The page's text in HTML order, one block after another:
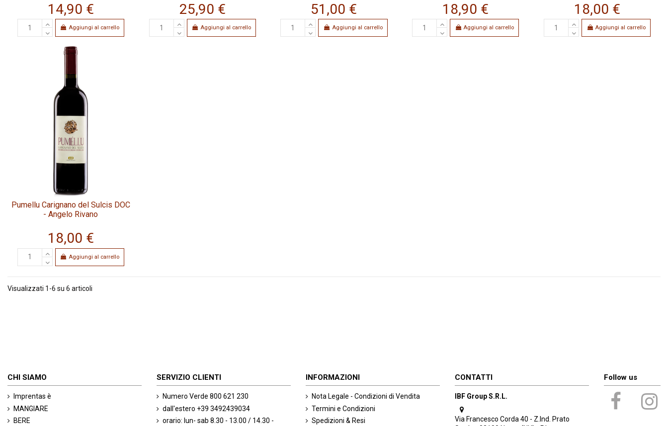
14,90 €
Aggiungi al carrello
25,90 €
Aggiungi al carrello
51,00 €
Aggiungi al carrello
18,90 €
Aggiungi al carrello
18,00 €
Aggiungi al carrello
Pumellu Carignano del Sulcis DOC
- Angelo Rivano
18,00 €
Aggiungi al carrello
Visualizzati 1-6 su 6 articoli
CHI SIAMO
Imprentas è
MANGIARE
BERE
SERVIZIO CLIENTI
Numero Verde 800 621 230
dall'estero +39 3492439034
orario: lun- sab 8.30 - 13.00 / 14.30 -
INFORMAZIONI
Nota Legale - Condizioni di Vendita
Termini e Condizioni
Spedizioni & Resi
CONTATTI
IBF Group S.R.L.
Via Francesco Corda 40 - Z.Ind. Prato
Follow us